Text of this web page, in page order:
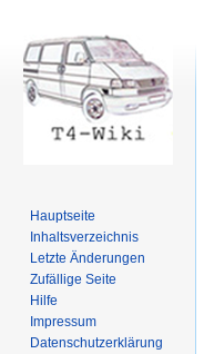
Hauptseite
Inhaltsverzeichnis
Letzte Änderungen
Zufällige Seite
Hilfe
Impressum
Datenschutzerklärung